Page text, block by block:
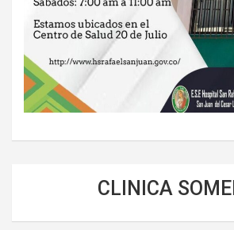
CLINICA